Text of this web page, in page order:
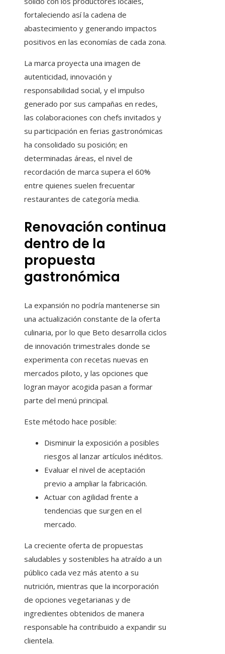
fortaleciendo así la cadena de
abastecimiento y generando impactos
positivos en las economías de cada zona.
La marca proyecta una imagen de
autenticidad, innovación y
responsabilidad social, y el impulso
generado por sus campañas en redes,
las colaboraciones con chefs invitados y
su participación en ferias gastronómicas
ha consolidado su posición; en
determinadas áreas, el nivel de
recordación de marca supera el 60%
entre quienes suelen frecuentar
restaurantes de categoría media.
Renovación continua
dentro de la
propuesta
gastronómica
La expansión no podría mantenerse sin
una actualización constante de la oferta
culinaria, por lo que Beto desarrolla ciclos
de innovación trimestrales donde se
experimenta con recetas nuevas en
mercados piloto, y las opciones que
logran mayor acogida pasan a formar
parte del menú principal.
Este método hace posible:
Disminuir la exposición a posibles
riesgos al lanzar artículos inéditos.
Evaluar el nivel de aceptación
previo a ampliar la fabricación.
Actuar con agilidad frente a
tendencias que surgen en el
mercado.
La creciente oferta de propuestas
saludables y sostenibles ha atraído a un
público cada vez más atento a su
nutrición, mientras que la incorporación
de opciones vegetarianas y de
ingredientes obtenidos de manera
responsable ha contribuido a expandir su
clientela.